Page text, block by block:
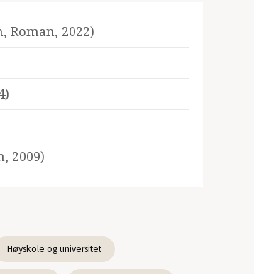
Roman, 2022)
2009)
Høyskole og universitet